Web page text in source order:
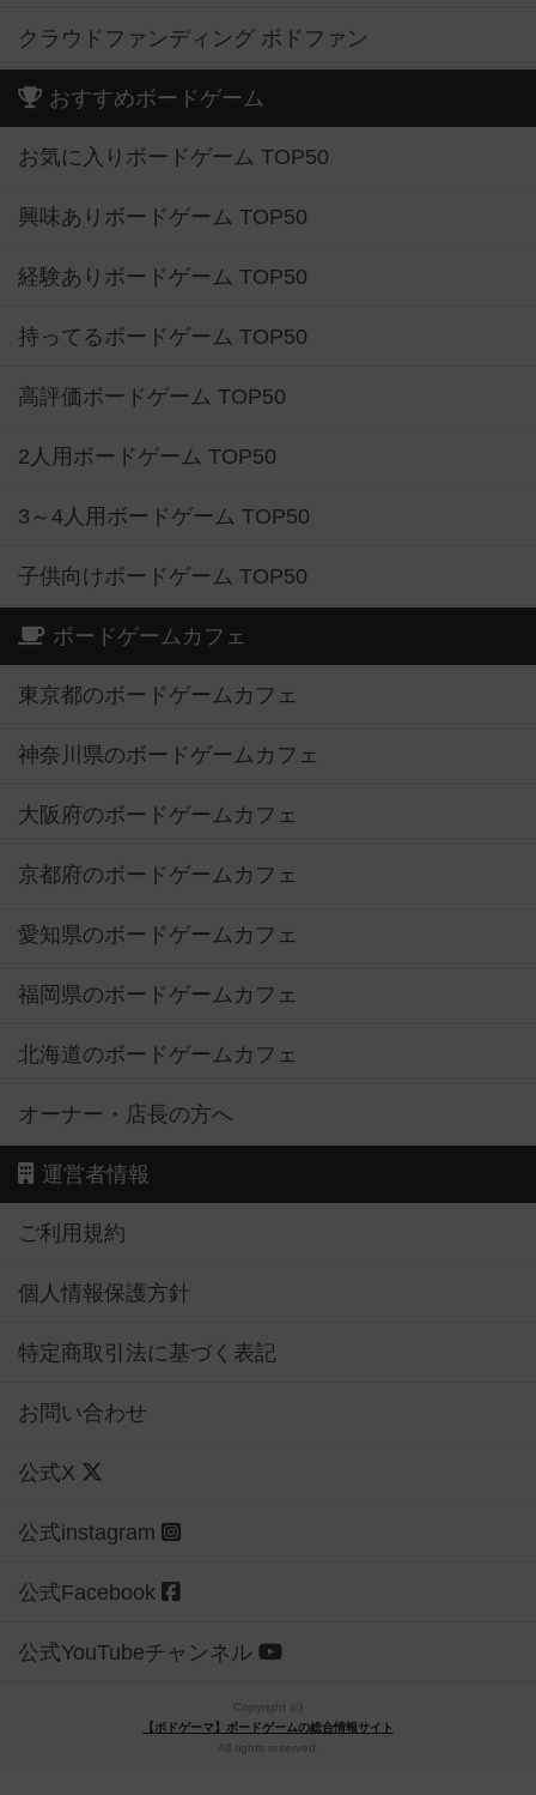
クラウドファンディング ボドファン
おすすめボードゲーム
お気に入りボードゲーム TOP50
興味ありボードゲーム TOP50
経験ありボードゲーム TOP50
持ってるボードゲーム TOP50
高評価ボードゲーム TOP50
2人用ボードゲーム TOP50
3～4人用ボードゲーム TOP50
子供向けボードゲーム TOP50
ボードゲームカフェ
東京都のボードゲームカフェ
神奈川県のボードゲームカフェ
大阪府のボードゲームカフェ
京都府のボードゲームカフェ
愛知県のボードゲームカフェ
福岡県のボードゲームカフェ
北海道のボードゲームカフェ
オーナー・店長の方へ
運営者情報
ご利用規約
個人情報保護方針
特定商取引法に基づく表記
お問い合わせ
公式X
公式instagram
公式Facebook
公式YouTubeチャンネル
Copyright (c)
【ボドゲーマ】ボードゲームの総合情報サイト
All rights reserved.